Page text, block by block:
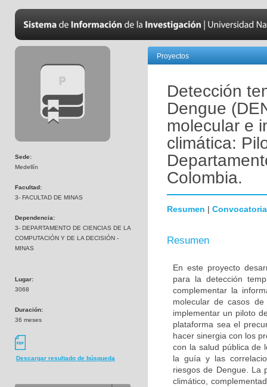
Sede:
Medellín
Facultad:
3- FACULTAD DE MINAS
Dependencia:
3- DEPARTAMENTO DE CIENCIAS DE LA
COMPUTACIÓN Y DE LA DECISIÓN -
MINAS
Lugar:
3068
Duración:
36 meses
Descargar resultado de búsqueda
Proyectos
Detección
Dengue
molecular e
climática:
Colombia.
Resumen | Convocatoria
Resumen
En este proyecto
para la detección
complementar la
molecular de casos
implementar un piloto
plataforma sea el
hacer sinergia con los
con la salud pública de
la guía y las
riesgos de Dengue. La
climático,